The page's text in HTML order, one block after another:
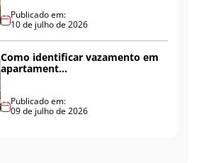
Publicado em:
10 de julho de 2026
Como identificar vazamento em
apartament...
Publicado em:
09 de julho de 2026